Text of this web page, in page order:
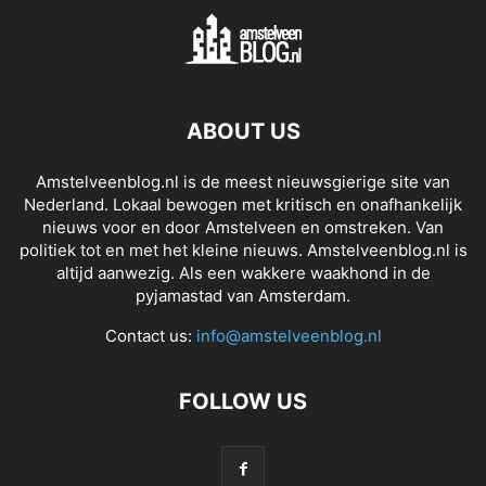
ABOUT US
Amstelveenblog.nl is de meest nieuwsgierige site van
Nederland. Lokaal bewogen met kritisch en onafhankelijk
nieuws voor en door Amstelveen en omstreken. Van
politiek tot en met het kleine nieuws. Amstelveenblog.nl is
altijd aanwezig. Als een wakkere waakhond in de
pyjamastad van Amsterdam.
Contact us: info@amstelveenblog.nl
FOLLOW US